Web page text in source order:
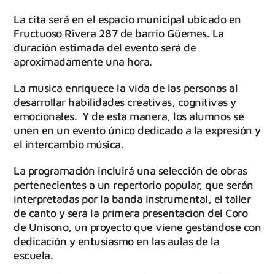
La cita será en el espacio municipal ubicado en
Fructuoso Rivera 287 de barrio Güemes. La
duración estimada del evento será de
aproximadamente una hora.
La música enriquece la vida de las personas al
desarrollar habilidades creativas, cognitivas y
emocionales. Y de esta manera, los alumnos se
unen en un evento único dedicado a la expresión y
el intercambio música.
La programación incluirá una selección de obras
pertenecientes a un repertorio popular, que serán
interpretadas por la banda instrumental, el taller
de canto y será la primera presentación del Coro
de Unísono, un proyecto que viene gestándose con
dedicación y entusiasmo en las aulas de la
escuela.